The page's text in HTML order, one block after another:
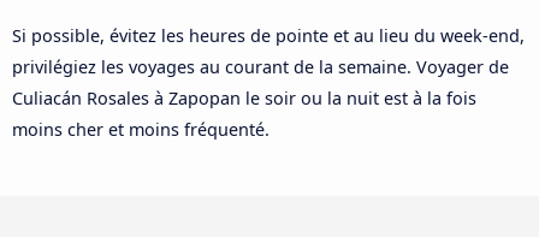
Si possible, évitez les heures de pointe et au lieu du week-end,
privilégiez les voyages au courant de la semaine. Voyager de
Culiacán Rosales à Zapopan le soir ou la nuit est à la fois
moins cher et moins fréquenté.